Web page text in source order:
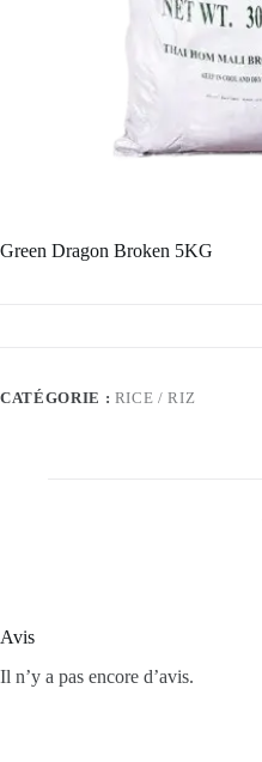
Green Dragon Broken 5KG
CATÉGORIE : RICE / RIZ
Avis
Il n’y a pas encore d’avis.